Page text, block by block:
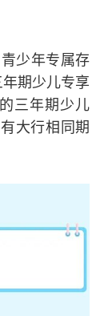
少年专属存
期少儿专享
三年期少儿
大行相同期